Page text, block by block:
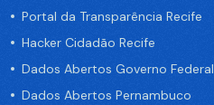
Portal da Transparência Recife
Hacker Cidadão Recife
Dados Abertos Governo Federal
Dados Abertos Pernambuco